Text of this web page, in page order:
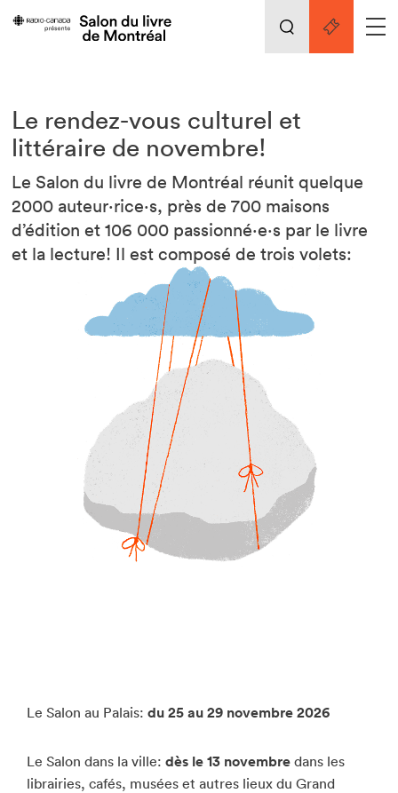
Exposant·e·s
Professionnel·le·s
Enseignant·e·s
Bénévoles
Les prix du Salon
Les projets du Salon
Actualités
À propos du Salon
Les prix du Salon
Les projets du Salon
Merci à nos partenaires!
Liens pratiques
Le rendez-vous culturel et
littéraire de novembre!
Le Salon du livre de Montréal réunit quelque
2000 auteur·rice·s, près de 700 maisons
d’édition et 106 000 passionné·e·s par le livre
et la lecture! Il est composé de trois volets:
Le Salon au Palais: du 25 au 29 novembre 2026
Le Salon dans la ville: dès le 13 novembre dans les
librairies, cafés, musées et autres lieux du Grand